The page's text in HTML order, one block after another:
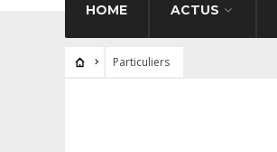
HOME ACTUS
Particuliers